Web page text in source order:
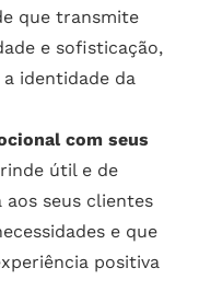
que transmite
e sofisticação,
identidade da
com seus
útil e de
aos seus clientes
e que
positiva